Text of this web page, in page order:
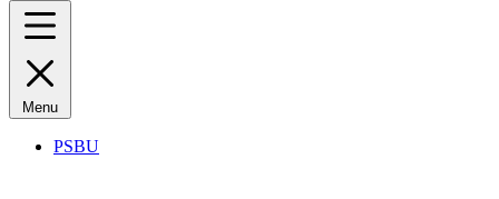
Menu
PSBU